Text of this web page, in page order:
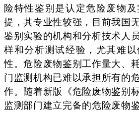
险特性鉴别是认定危险废物
提，其专业性较强，目前我国
鉴别实验的机构和分析技术人
样和分析测试经验，尤其难
性。危险废物鉴别工作量大、
门监测机构已难以承担所有的
作。随着新版《危险废物鉴别
监测部门建立完备的危险废物